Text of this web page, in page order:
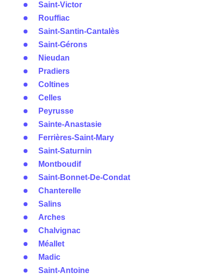
Saint-Victor
Rouffiac
Saint-Santin-Cantalès
Saint-Gérons
Nieudan
Pradiers
Coltines
Celles
Peyrusse
Sainte-Anastasie
Ferrières-Saint-Mary
Saint-Saturnin
Montboudif
Saint-Bonnet-De-Condat
Chanterelle
Salins
Arches
Chalvignac
Méallet
Madic
Saint-Antoine